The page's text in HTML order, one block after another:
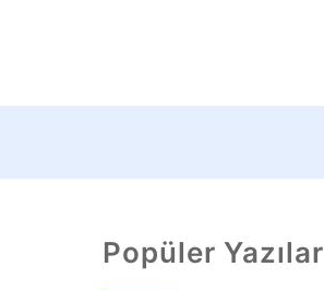
Popüler Yazılar